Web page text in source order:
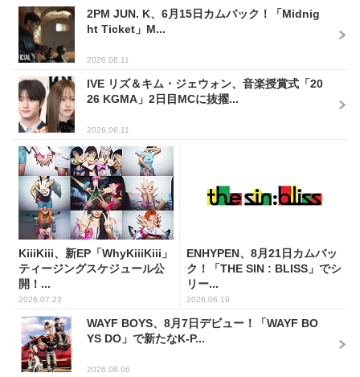
2PM JUN. K、6月15日カムバック！「Midnig
ht Ticket」M...
2026.06.11
IVE リズ＆キム・ジェウォン、音楽授賞式「20
26 KGMA」2日目MCに抜擢...
2026.06.11
KiiiKiii、新EP「WhyKiiiKiii」
ティージングスケジュール公
開！...
2026.07.23
ENHYPEN、8月21日カムバッ
ク！「THE SIN : BLISS」でシ
リー...
2026.06.19
WAYF BOYS、8月7日デビュー！「WAYF BO
YS DO」で新たなK-P...
2026.08.06